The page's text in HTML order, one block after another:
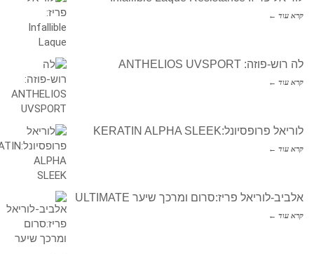
קרא עוד ←
לה רוש-פוזה: ANTHELIOS UVSPORT
קרא עוד ←
לוריאל פרופסיונל:KERATIN ALPHA SLEEK
קרא עוד ←
אלביב-לוריאל פריז:סרום ומרכך שיער ULTIMATE
קרא עוד ←